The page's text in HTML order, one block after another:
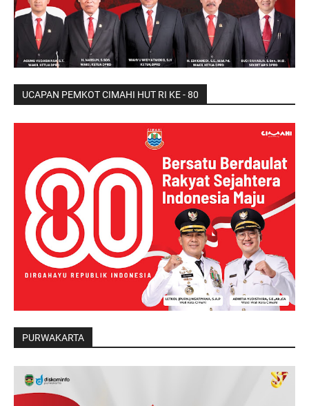
UCAPAN PEMKOT CIMAHI HUT RI KE - 80
PURWAKARTA